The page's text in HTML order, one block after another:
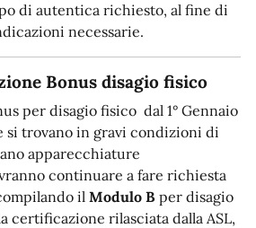
di autentica richiesto, al fine di
necessarie.
Bonus disagio fisico
per disagio fisico dal 1° Gennaio
si trovano in gravi condizioni di
apparecchiature
continuare a fare richiesta
il Modulo B per disagio
certificazione rilasciata dalla ASL,